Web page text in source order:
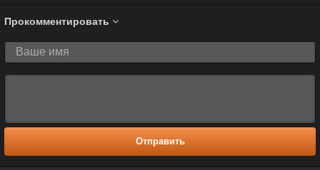
Прокомментировать
Отправить